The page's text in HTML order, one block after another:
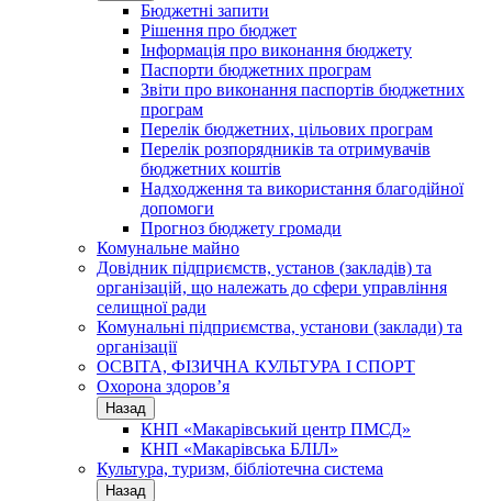
Бюджетні запити
Рішення про бюджет
Інформація про виконання бюджету
Паспорти бюджетних програм
Звіти про виконання паспортів бюджетних
програм
Перелік бюджетних, цільових програм
Перелік розпорядників та отримувачів
бюджетних коштів
Надходження та використання благодійної
допомоги
Прогноз бюджету громади
Комунальне майно
Довідник підприємств, установ (закладів) та
організацій, що належать до сфери управління
селищної ради
Комунальні підприємства, установи (заклади) та
організації
ОСВІТА, ФІЗИЧНА КУЛЬТУРА І СПОРТ
Охорона здоров’я
Назад
КНП «Макарівський центр ПМСД»
КНП «Макарівська БЛІЛ»
Культура, туризм, бібліотечна система
Назад